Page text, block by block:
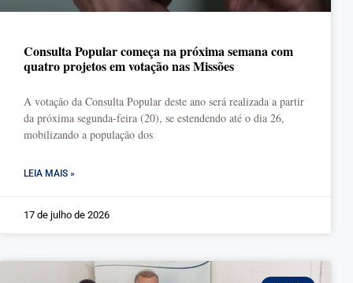
Consulta Popular começa na próxima semana com
quatro projetos em votação nas Missões
A votação da Consulta Popular deste ano será realizada a partir
da próxima segunda-feira (20), se estendendo até o dia 26,
mobilizando a população dos
LEIA MAIS »
17 de julho de 2026